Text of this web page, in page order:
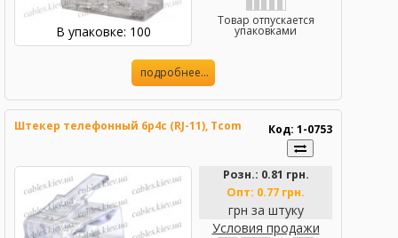
В упаковке: 100
Товар отпускается
упаковками
подробнее...
Штекер телефонный 6р4с (RJ-11), Tcom Код: 1-0753
Розн.: 0.81 грн.
Опт: 0.77 грн.
грн за штуку
Условия продажи